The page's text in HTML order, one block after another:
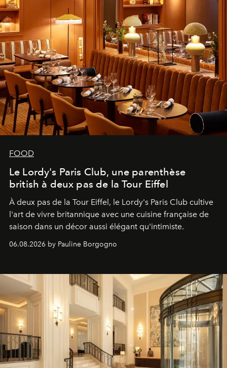
FOOD
Le Lordy's Paris Club, une parenthèse
british à deux pas de la Tour Eiffel
À deux pas de la Tour Eiffel, le Lordy's Paris Club cultive
l'art de vivre britannique avec une cuisine française de
saison dans un décor aussi élégant qu'intimiste.
06.08.2026 by Pauline Borgogno